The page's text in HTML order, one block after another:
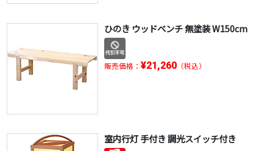
ひのき ウッドベンチ 無塗装 W150cm
販売価格： ¥21,260（税込）
室内行灯 手付き 調光スイッチ付き